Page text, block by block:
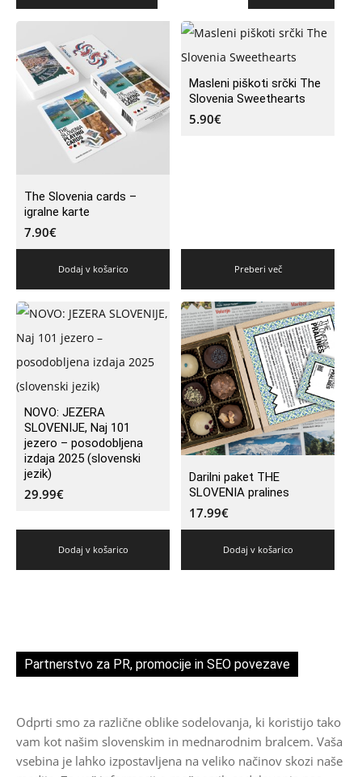
The Slovenia cards –
igralne karte
7.90€
Dodaj v košarico
Masleni piškoti srčki The
Slovenia Sweethearts
5.90€
Preberi več
NOVO: JEZERA
SLOVENIJE, Naj 101
jezero – posodobljena
izdaja 2025 (slovenski
jezik)
29.99€
Dodaj v košarico
Darilni paket THE
SLOVENIA pralines
17.99€
Dodaj v košarico
Partnerstvo za PR, promocije in SEO povezave
Odprti smo za različne oblike sodelovanja, ki koristijo tako
vam kot našim slovenskim in mednarodnim bralcem. Vaša
vsebina je lahko izpostavljena na veliko načinov skozi naše